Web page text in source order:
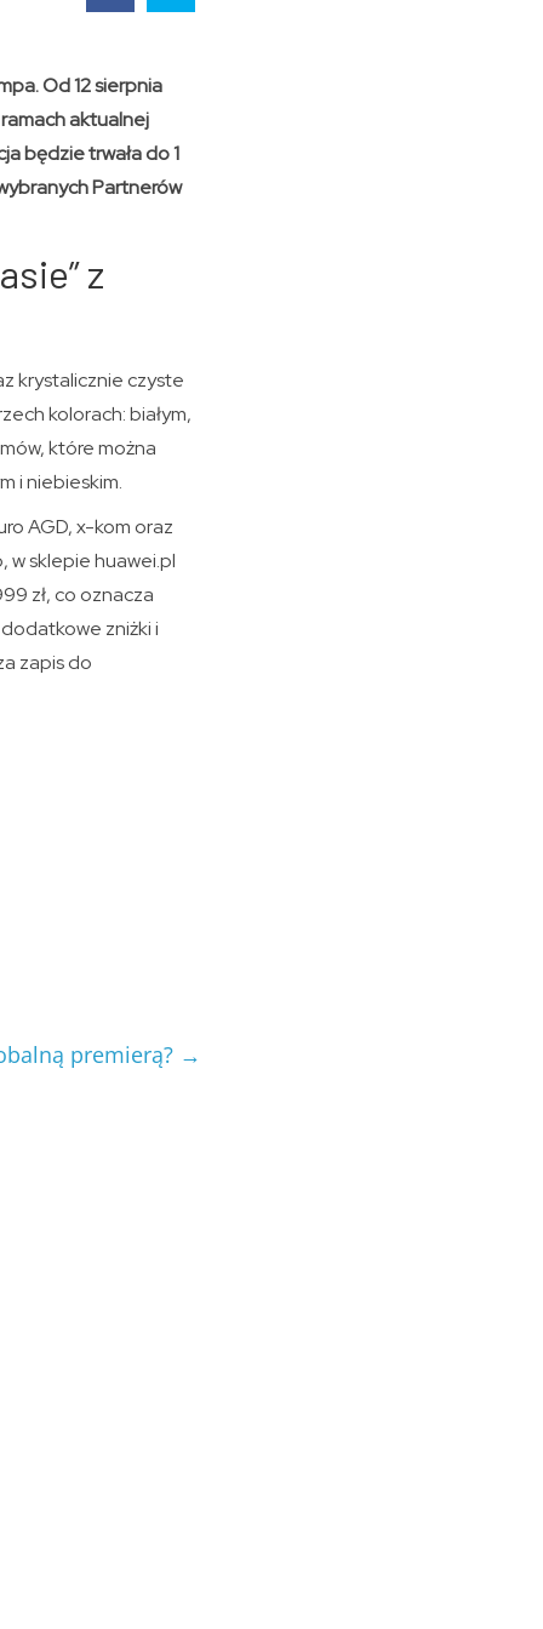
Od 12 sierpnia
aktualnej
będzie trwała do 1
Partnerów
z
krystalicznie czyste
kolorach: białym,
które można
i niebieskim.
AGD, x-kom oraz
w sklepie huawei.pl
zł, co oznacza
zniżki i
zapis do
premierą? →